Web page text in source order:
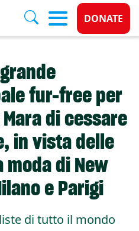
Donate
DONATE
fur-free per
di cessare
in vista delle
di New
e Parigi
di tutto il mondo